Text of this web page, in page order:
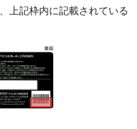
上記枠内に記載されている